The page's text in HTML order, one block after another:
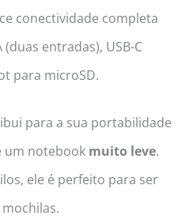
conectividade completa
entradas), USB-C
para microSD.
para a sua portabilidade
um notebook muito leve.
ele é perfeito para ser